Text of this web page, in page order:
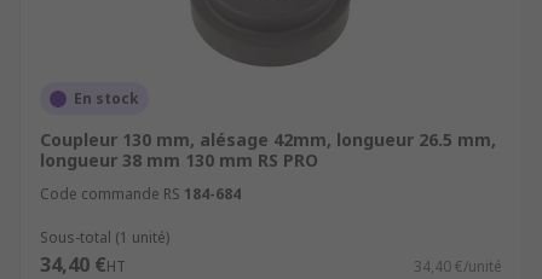
En stock
Coupleur 130 mm, alésage 42mm, longueur 26.5 mm,
longueur 38 mm 130 mm RS PRO
Code commande RS 184-684
Sous-total (1 unité)
34,40 €HT 34,40 €/unité